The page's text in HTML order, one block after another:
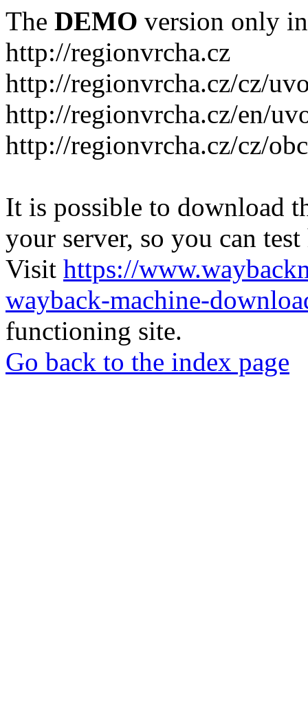
The DEMO version only
http://regionvrcha.cz
http://regionvrcha.cz/cz/
http://regionvrcha.cz/en/
http://regionvrcha.cz/cz/
It is possible to download
your server, so you can
Visit https://
wayback-machine-
functioning site.
Go back to the index page